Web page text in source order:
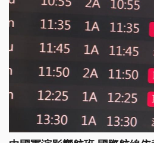
對、去處理濟濟代誌，批評民